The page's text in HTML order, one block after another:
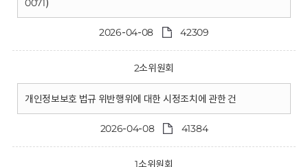
0071)
2026-04-08 42309
2소위원회
개인정보보호 법규 위반행위에 대한 시정조치에 관한 건
2026-04-08 41384
1소위원회